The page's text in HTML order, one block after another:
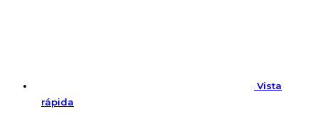
Vista
rápida